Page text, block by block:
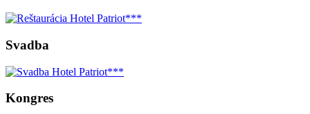
Svadba
Kongres